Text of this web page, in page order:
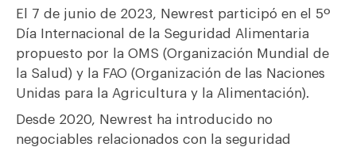
El 7 de junio de 2023, Newrest participó en el 5º
Día Internacional de la Seguridad Alimentaria
propuesto por la OMS (Organización Mundial de
la Salud) y la FAO (Organización de las Naciones
Unidas para la Agricultura y la Alimentación).
Desde 2020, Newrest ha introducido no
negociables relacionados con la seguridad